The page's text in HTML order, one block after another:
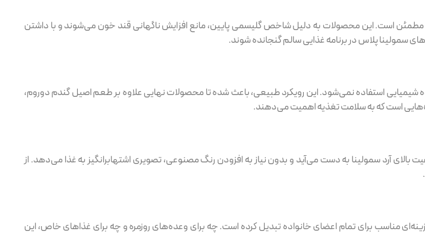
مطمئن است. این محصولات به دلیل شاخص گلیسمی پایین، مانع افزایش ناگهانی قند خون می‌شوند و با داشتن
سمولینا پلاس در برنامه غذایی سالم گنجانده شوند.
شیمیایی استفاده نمی‌شود. این رویکرد طبیعی، باعث شده تا محصولات نهایی علاوه بر طعم اصیل گندم دوروم،
است که به سلامت تغذیه اهمیت می‌دهند.
آرد سمولینا به دست می‌آید و بدون نیاز به افزودن رنگ مصنوعی، تصویری اشتهابرانگیز به غذا می‌دهد. از
مناسب برای تمام اعضای خانواده تبدیل کرده است. چه برای وعده‌های روزمره و چه برای غذاهای خاص، این